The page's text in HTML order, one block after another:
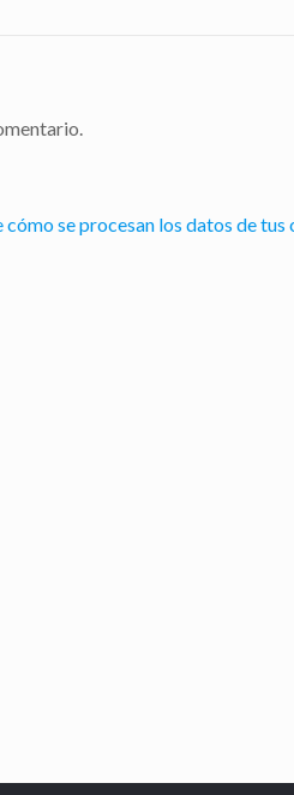
cómo se procesan los datos de tus